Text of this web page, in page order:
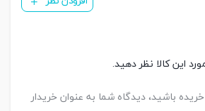
این کالا نظر دهید.
باشید، دیدگاه شما به عنوان خریدار